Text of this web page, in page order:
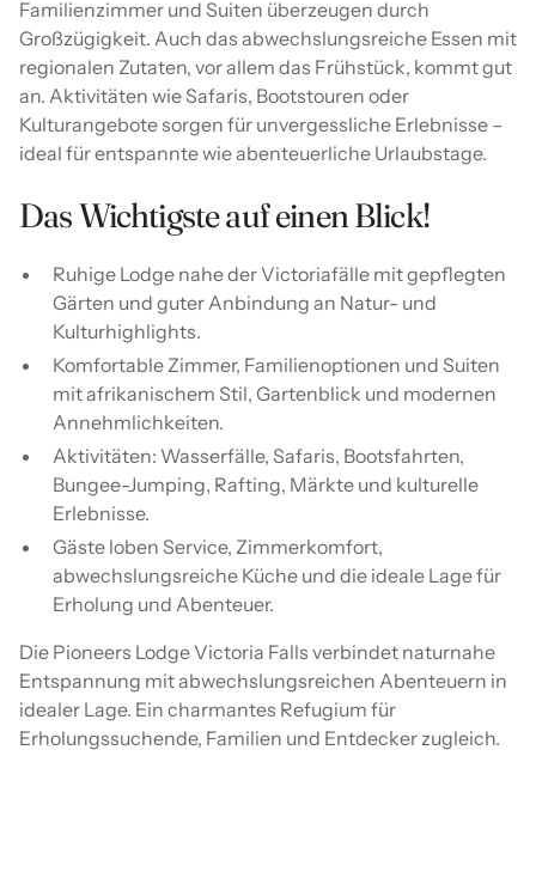
Familienzimmer und Suiten überzeugen durch
Großzügigkeit. Auch das abwechslungsreiche Essen mit
regionalen Zutaten, vor allem das Frühstück, kommt gut
an. Aktivitäten wie Safaris, Bootstouren oder
Kulturangebote sorgen für unvergessliche Erlebnisse –
ideal für entspannte wie abenteuerliche Urlaubstage.
Das Wichtigste auf einen Blick!
Ruhige Lodge nahe der Victoriafälle mit gepflegten
Gärten und guter Anbindung an Natur- und
Kulturhighlights.
Komfortable Zimmer, Familienoptionen und Suiten
mit afrikanischem Stil, Gartenblick und modernen
Annehmlichkeiten.
Aktivitäten: Wasserfälle, Safaris, Bootsfahrten,
Bungee-Jumping, Rafting, Märkte und kulturelle
Erlebnisse.
Gäste loben Service, Zimmerkomfort,
abwechslungsreiche Küche und die ideale Lage für
Erholung und Abenteuer.
Die Pioneers Lodge Victoria Falls verbindet naturnahe
Entspannung mit abwechslungsreichen Abenteuern in
idealer Lage. Ein charmantes Refugium für
Erholungssuchende, Familien und Entdecker zugleich.